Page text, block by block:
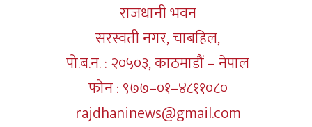
राजधानी भवन
सरस्वती नगर, चाबहिल,
पो.ब.न. : २०५०३, काठमाडौं – नेपाल
फोन : ९७७–०१–४८११०८०
rajdhaninews@gmail.com